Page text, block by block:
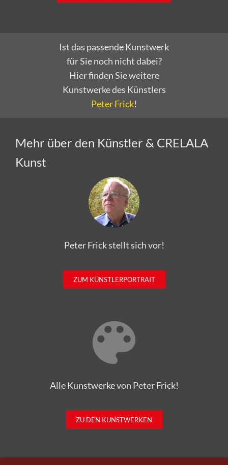
für Sie noch nicht dabei?
Hier finden Sie weitere
Kunstwerke des Künstlers
Peter Frick!
Kunst